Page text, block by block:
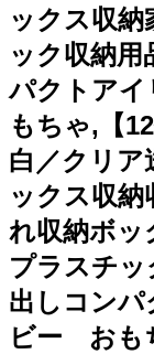
ックス収
ック収納
パクトア
もちゃ,【
白／クリア
ックス収納
れ収納ボッ
プラスチッ
出しコン
ビー おも